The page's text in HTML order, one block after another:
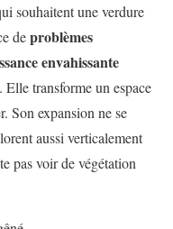
souhaitent une verdure
deproblèmes
envahissante
transforme un espace
Son expansion ne se
aussi verticalement
pas voir de végétation